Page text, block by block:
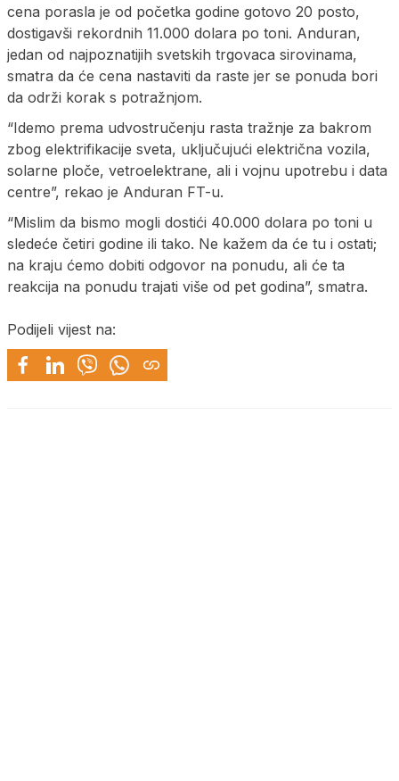
cena porasla je od početka godine gotovo 20 posto,
dostigavši rekordnih 11.000 dolara po toni. Anduran,
jedan od najpoznatijih svetskih trgovaca sirovinama,
smatra da će cena nastaviti da raste jer se ponuda bori
da održi korak s potražnjom.
“Idemo prema udvostručenju rasta tražnje za bakrom
zbog elektrifikacije sveta, uključujući električna vozila,
solarne ploče, vetroelektrane, ali i vojnu upotrebu i data
centre”, rekao je Anduran FT-u.
“Mislim da bismo mogli dostići 40.000 dolara po toni u
sledeće četiri godine ili tako. Ne kažem da će tu i ostati;
na kraju ćemo dobiti odgovor na ponudu, ali će ta
reakcija na ponudu trajati više od pet godina”, smatra.
Podijeli vijest na: